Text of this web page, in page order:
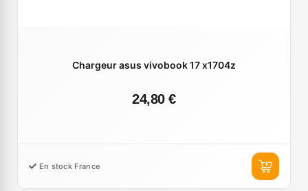
Chargeur asus vivobook 17 x1704z
24,80 €
En stock France